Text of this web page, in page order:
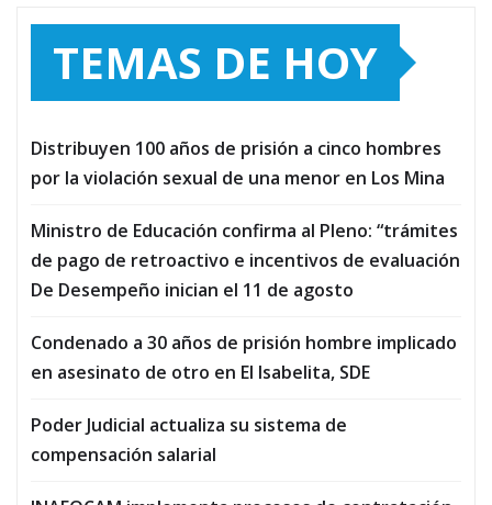
TEMAS DE HOY
Distribuyen 100 años de prisión a cinco hombres
por la violación sexual de una menor en Los Mina
Ministro de Educación confirma al Pleno: “trámites
de pago de retroactivo e incentivos de evaluación
De Desempeño inician el 11 de agosto
Condenado a 30 años de prisión hombre implicado
en asesinato de otro en El Isabelita, SDE
Poder Judicial actualiza su sistema de
compensación salarial